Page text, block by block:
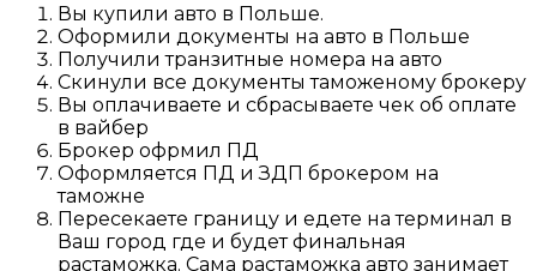
Вы купили авто в Польше.
Оформили документы на авто в Польше
Получили транзитные номера на авто
Скинули все документы таможеному брокеру
Вы оплачиваете и сбрасываете чек об оплате
в вайбер
Брокер офрмил ПД
Оформляется ПД и ЗДП брокером на
таможне
Пересекаете границу и едете на терминал в
Ваш город где и будет финальная
растаможка. Сама растаможка авто занимает